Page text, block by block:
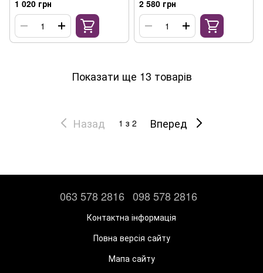
1 020 грн 2 580 грн
Показати ще 13 товарів
Назад 1 з 2 Вперед
063 578 2816 098 578 2816
Контактна інформація
Повна версія сайту
Мапа сайту